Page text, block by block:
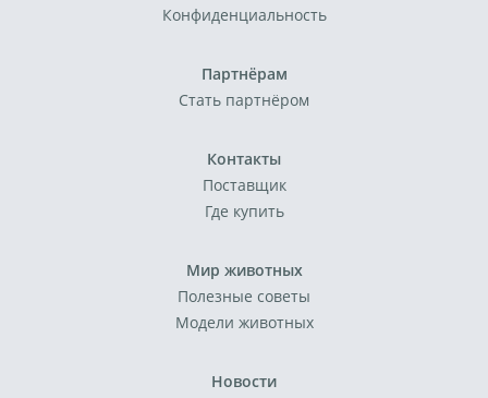
Конфиденциальность
Партнёрам
Стать партнёром
Контакты
Поставщик
Где купить
Мир животных
Полезные советы
Модели животных
Новости